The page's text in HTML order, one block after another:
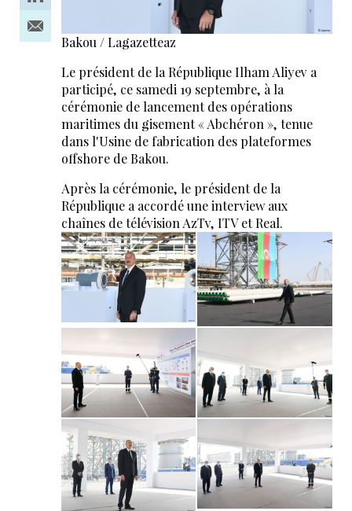
Bakou / Lagazetteaz
Le président de la République Ilham Aliyev a
participé, ce samedi 19 septembre, à la
cérémonie de lancement des opérations
maritimes du gisement « Abchéron », tenue
dans l'Usine de fabrication des plateformes
offshore de Bakou.
Après la cérémonie, le président de la
République a accordé une interview aux
chaînes de télévision AzTv, ITV et Real.